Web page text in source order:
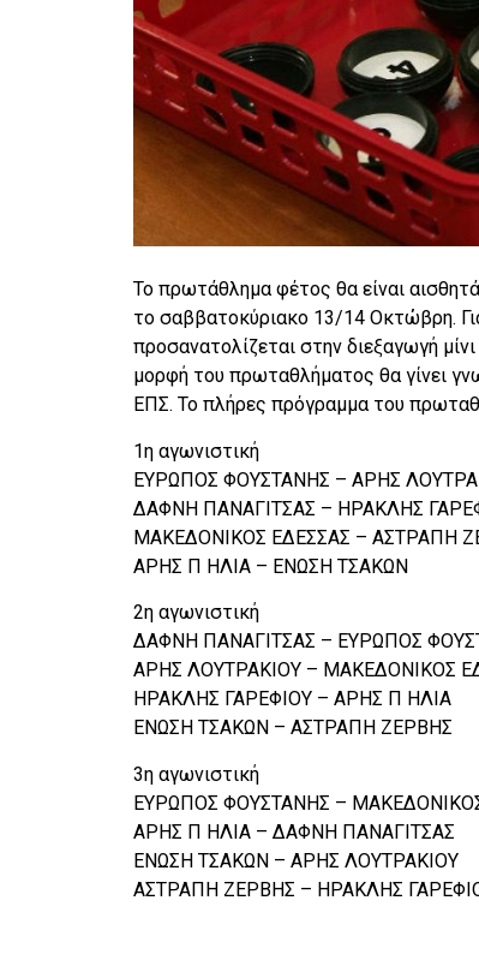
Το πρωτάθλημα φέτος θα είναι
το σαββατοκύριακο 13/14 Οκτώβρη.
προσανατολίζεται στην διεξαγωγή
μορφή του πρωταθλήματος θα γίνει
ΕΠΣ. Το πλήρες πρόγραμμα του
1η αγωνιστική
ΕΥΡΩΠΟΣ ΦΟΥΣΤΑΝΗΣ – ΑΡΗΣ
ΔΑΦΝΗ ΠΑΝΑΓΙΤΣΑΣ – ΗΡΑΚΛΗΣ
ΜΑΚΕΔΟΝΙΚΟΣ ΕΔΕΣΣΑΣ – ΑΣΤΡΑΠΗ
ΑΡΗΣ Π ΗΛΙΑ – ΕΝΩΣΗ ΤΣΑΚΩΝ
2η αγωνιστική
ΔΑΦΝΗ ΠΑΝΑΓΙΤΣΑΣ – ΕΥΡΩΠΟΣ
ΑΡΗΣ ΛΟΥΤΡΑΚΙΟΥ – ΜΑΚΕΔΟΝΙΚΟΣ
ΗΡΑΚΛΗΣ ΓΑΡΕΦΙΟΥ – ΑΡΗΣ Π ΗΛΙΑ
ΕΝΩΣΗ ΤΣΑΚΩΝ – ΑΣΤΡΑΠΗ ΖΕΡΒΗΣ
3η αγωνιστική
ΕΥΡΩΠΟΣ ΦΟΥΣΤΑΝΗΣ –
ΑΡΗΣ Π ΗΛΙΑ – ΔΑΦΝΗ ΠΑΝΑΓΙΤΣΑΣ
ΕΝΩΣΗ ΤΣΑΚΩΝ – ΑΡΗΣ ΛΟΥΤΡΑΚΙΟΥ
ΑΣΤΡΑΠΗ ΖΕΡΒΗΣ – ΗΡΑΚΛΗΣ